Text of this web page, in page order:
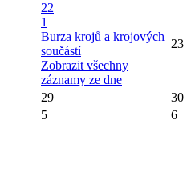
22
1
Burza krojů a krojových
součástí
Zobrazit všechny
záznamy ze dne
23
29
30
5 6